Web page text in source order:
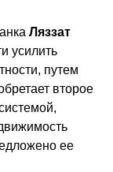
Ляззат
усилить
путем
второе
ее